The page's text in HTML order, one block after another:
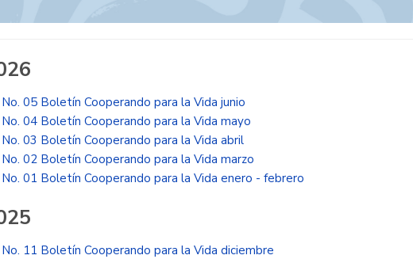
No. 05 Boletín Cooperando para la Vida junio
No. 04 Boletín Cooperando para la Vida mayo
No. 03 Boletín Cooperando para la Vida abril
No. 02 Boletín Cooperando para la Vida marzo
No. 01 Boletín Cooperando para la Vida enero - febrero
No. 11 Boletín Cooperando para la Vida diciembre